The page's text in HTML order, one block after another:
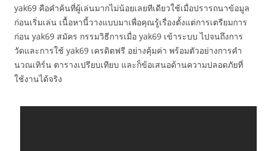
yak69 คือคำค้นที่ผู้เล่นมากไม่น้อยเลยทีเดียวใช้เมื่อปรารถนาข้อมูล
ก่อนเริ่มเล่น เนื้อหานี้วางแบบมาเพื่อคุณรู้เรื่องตั้งแต่การเตรียมการ
ก่อน yak69 สมัคร กรรมวิธีการเมื่อ yak69 เข้าระบบ ไปจนถึงการ
วัดและการใช้ yak69 เครดิตฟรี อย่างคุ้มค่า พร้อมตัวอย่างการคำ
นวณเทิร์น ตารางเปรียบเทียบ และก็ข้อเสนอด้านความปลอดภัยที่
ใช้งานได้จริง